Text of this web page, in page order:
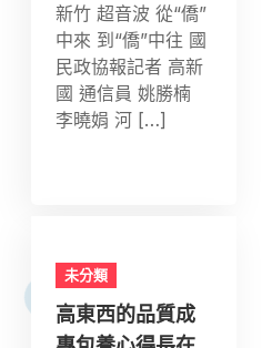
新竹 超音波 從“僑”
中來 到“僑”中往 國
民政協報記者 高新
國 通信員 姚勝楠
李曉娟 河 […]
未分類
高東西的品質成